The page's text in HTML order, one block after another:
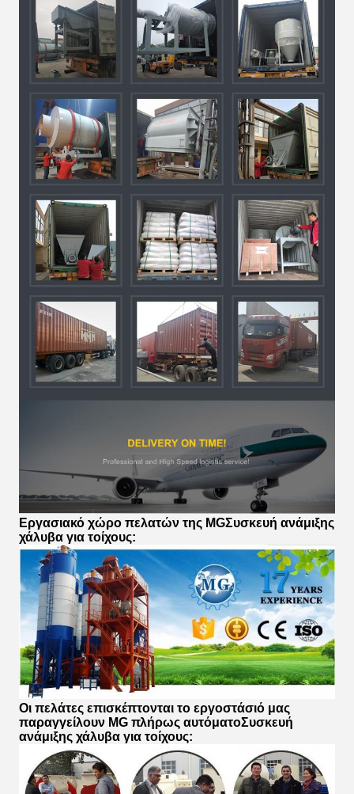
Εργασιακό χώρο πελατών της MGΣυσκευή ανάμιξης
χάλυβα για τοίχους:
Οι πελάτες επισκέπτονται το εργοστάσιό μας
παραγγείλουν MG πλήρως αυτόματοΣυσκευή
ανάμιξης χάλυβα για τοίχους: